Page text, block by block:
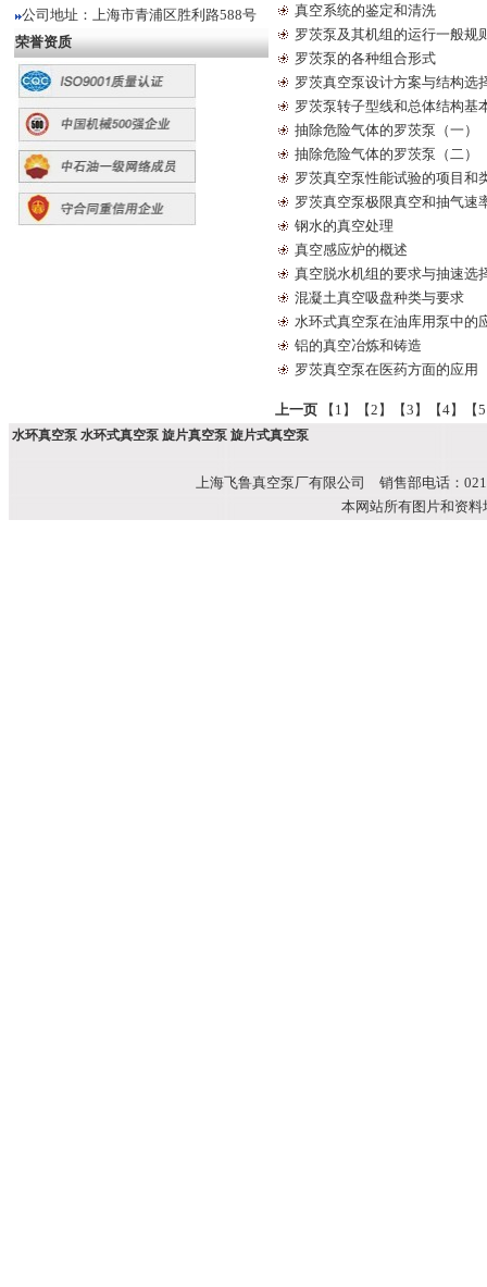
公司地址：上海市青浦区胜利路588号
荣誉资质
真空系统的鉴定和清洗
罗茨泵及其机组的运行一般规
罗茨泵的各种组合形式
罗茨真空泵设计方案与结构选
罗茨泵转子型线和总体结构基
抽除危险气体的罗茨泵（一）
抽除危险气体的罗茨泵（二）
罗茨真空泵性能试验的项目和
罗茨真空泵极限真空和抽气速
钢水的真空处理
真空感应炉的概述
真空脱水机组的要求与抽速选
混凝土真空吸盘种类与要求
水环式真空泵在油库用泵中的
铝的真空冶炼和铸造
罗茨真空泵在医药方面的应用
上一页 【1】 【2】 【3】 【4】 【
水环真空泵 水环式真空泵 旋片真空泵 旋片式真空泵
上海飞鲁真空泵厂有限公司 销售部电话：
本网站所有图片和资